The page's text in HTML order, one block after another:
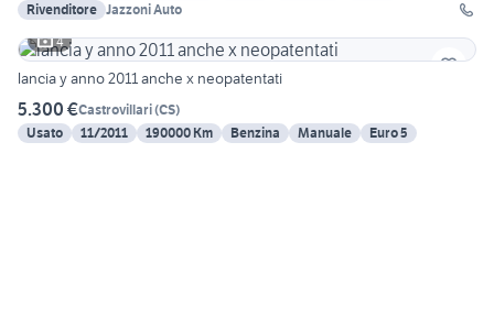
Rivenditore Jazzoni Auto
4
lancia y anno 2011 anche x neopatentati
5.300 €Castrovillari(CS)
Usato
11/2011 190000 Km Benzina Manuale Euro 5